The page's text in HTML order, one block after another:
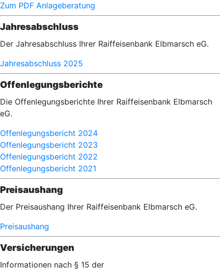
Zum PDF Anlageberatung
Jahresabschluss
Der Jahresabschluss Ihrer Raiffeisenbank Elbmarsch eG.
Jahresabschluss 2025
Offenlegungsberichte
Die Offenlegungsberichte Ihrer Raiffeisenbank Elbmarsch
eG.
Offenlegungsbericht 2024
Offenlegungsbericht 2023
Offenlegungsbericht 2022
Offenlegungsbericht 2021
Preisaushang
Der Preisaushang Ihrer Raiffeisenbank Elbmarsch eG.
Preisaushang
Versicherungen
Informationen nach § 15 der